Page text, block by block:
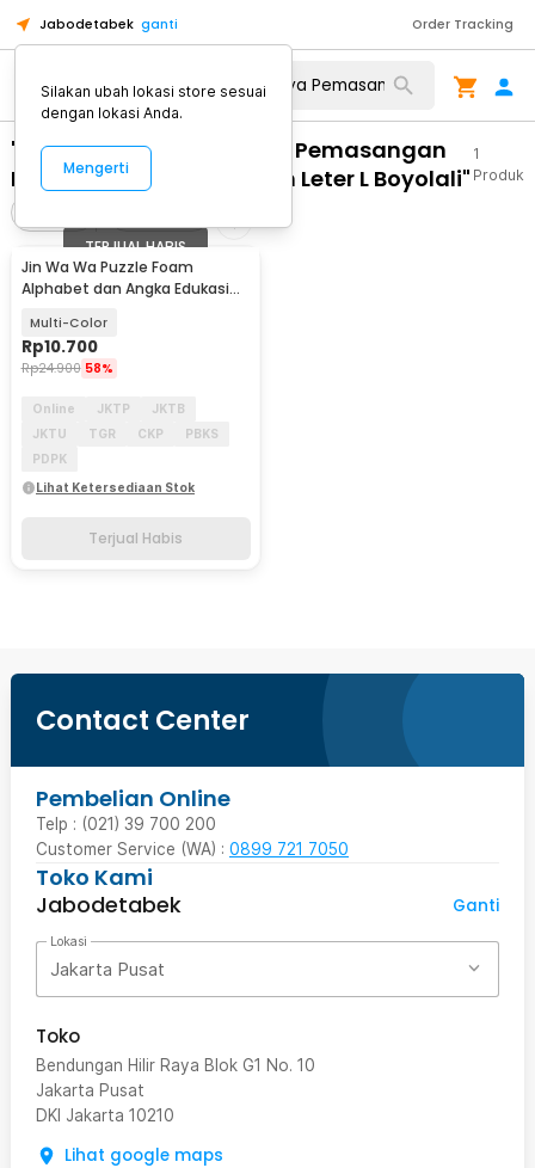
Jabodetabek ganti Order Tracking
"WA 0812 2782 5310 Biaya Pemasangan
Renovasi Plafon Ruangan Leter L Boyolali"
1
Produk
TERJUAL HABIS
Jin Wa Wa Puzzle Foam
Alphabet dan Angka Edukasi
Multi-Color
Rp10.700
Rp24.900 58%
Online JKTP
JKTB
JKTU
TGR CKP
PBKS
PDPK
Lihat Ketersediaan Stok
Terjual Habis
Contact Center
Pembelian Online
Telp : (021) 39 700 200
Customer Service (WA) : 0899 721 7050
Toko Kami
Jabodetabek
Ganti
Lokasi
Jakarta Pusat
Toko
Bendungan Hilir Raya Blok G1 No. 10
Jakarta Pusat
DKI Jakarta 10210
Lihat google maps
Silakan ubah lokasi store sesuai
dengan lokasi Anda.
Mengerti